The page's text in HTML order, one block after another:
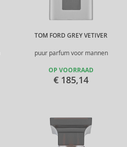
TOM FORD GREY VETIVER
puur parfum voor mannen
OP VOORRAAD
€ 185,14